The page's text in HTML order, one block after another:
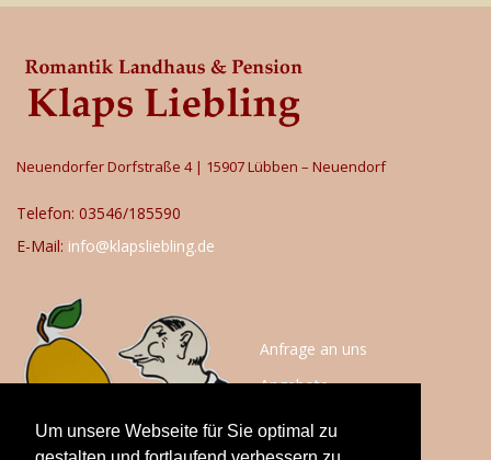
Um unsere Webseite für Sie optimal zu
Neuendorfer Dorfstraße 4 | 15907 Lübben – Neuendorf
Telefon: 03546/185590
E-Mail: info@klapsliebling.de
Anfrage an uns
Angebote
Anfahrt